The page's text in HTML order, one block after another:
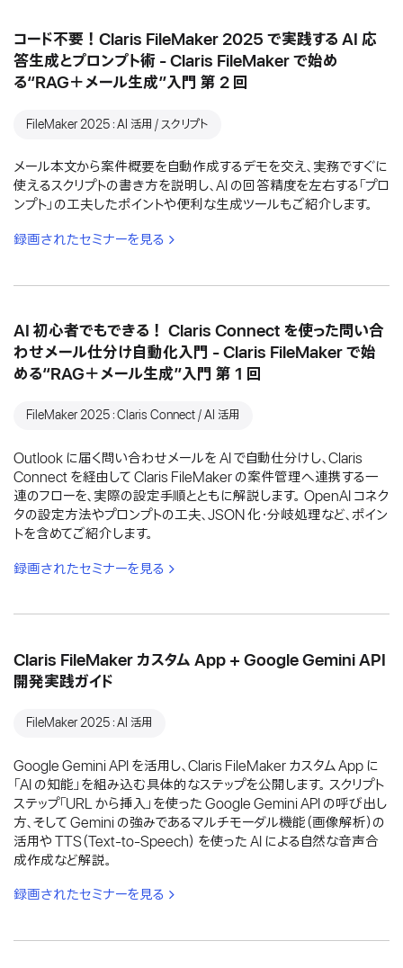
コード不要！Claris FileMaker 2025 で実践する AI 応
答生成とプロンプト術 - Claris FileMaker で始め
る“RAG＋メール生成”入門 第 2 回
FileMaker 2025：AI 活用 / スクリプト
メール本文から案件概要を自動作成するデモを交え、実務ですぐに
使えるスクリプトの書き方を説明し、AI の回答精度を左右する「プロ
ンプト」の工夫したポイントや便利な生成ツールもご紹介します。
録画されたセミナーを見る
AI 初心者でもできる！ Claris Connect を使った問い合
わせメール仕分け自動化入門 - Claris FileMaker で始
める“RAG＋メール生成”入門 第 1 回
FileMaker 2025：Claris Connect / AI 活用
Outlook に届く問い合わせメールを AI で自動仕分けし、Claris
Connect を経由して Claris FileMaker の案件管理へ連携する一
連のフローを、実際の設定手順とともに解説します。 OpenAI コネク
タの設定方法やプロンプトの工夫、JSON 化・分岐処理など、ポイン
トを含めてご紹介します。
録画されたセミナーを見る
Claris FileMaker カスタム App + Google Gemini API
開発実践ガイド
FileMaker 2025：AI 活用
Google Gemini API を活用し、Claris FileMaker カスタム App に
「AI の知能」を組み込む具体的なステップを公開します。 スクリプト
ステップ「URL から挿入」を使った Google Gemini API の呼び出し
方、そして Gemini の強みであるマルチモーダル機能（画像解析）の
活用や TTS（Text-to-Speech） を使った AI による自然な音声合
成作成など解説。
録画されたセミナーを見る